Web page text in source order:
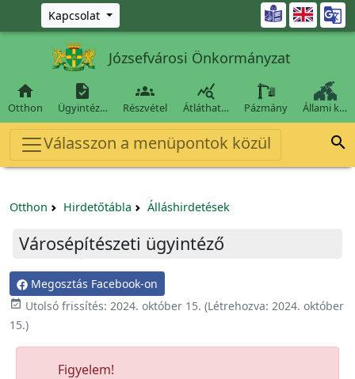
Ugrás a fő tartalomra
Kapcsolat 
Józsefvárosi Önkormányzat

Otthon

Ügyintéz…

Részvétel

Átláthat… Pázmány Állami k…
Válasszon a menüpontok közül 
Otthon Hirdetőtábla Álláshirdetések
Városépítészeti ügyintéző
Megosztás Facebook-on
 Utolsó frissítés: 2024. október 15. (Létrehozva: 2024. október
15.)
Figyelem!